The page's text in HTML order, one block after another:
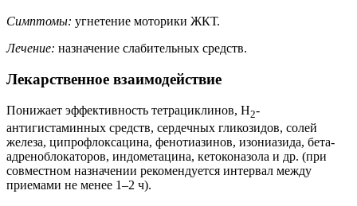
Симптомы: угнетение моторики ЖКТ.
Лечение: назначение слабительных средств.
Лекарственное взаимодействие
Понижает эффективность тетрациклинов, Н2-
антигистаминных средств, сердечных гликозидов, солей
железа, ципрофлоксацина, фенотиазинов, изониазида, бета-
адреноблокаторов, индометацина, кетоконазола и др. (при
совместном назначении рекомендуется интервал между
приемами не менее 1–2 ч).